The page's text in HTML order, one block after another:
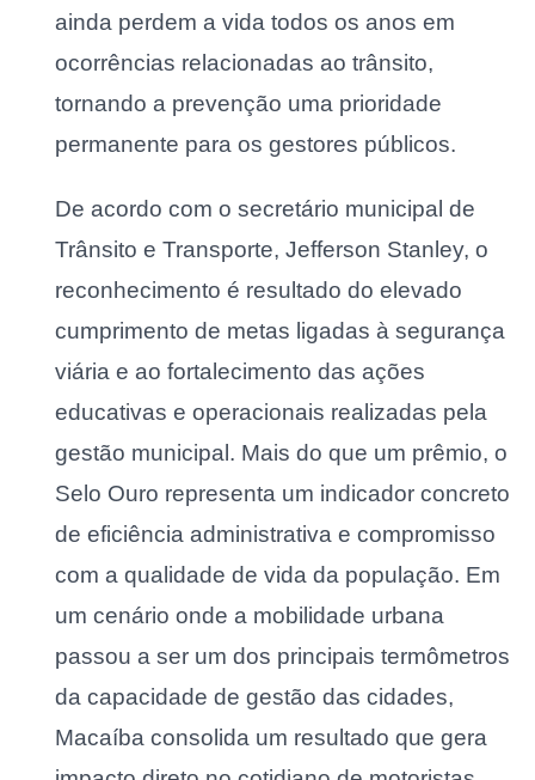
ainda perdem a vida todos os anos em
ocorrências relacionadas ao trânsito,
tornando a prevenção uma prioridade
permanente para os gestores públicos.
De acordo com o secretário municipal de
Trânsito e Transporte, Jefferson Stanley, o
reconhecimento é resultado do elevado
cumprimento de metas ligadas à segurança
viária e ao fortalecimento das ações
educativas e operacionais realizadas pela
gestão municipal. Mais do que um prêmio, o
Selo Ouro representa um indicador concreto
de eficiência administrativa e compromisso
com a qualidade de vida da população. Em
um cenário onde a mobilidade urbana
passou a ser um dos principais termômetros
da capacidade de gestão das cidades,
Macaíba consolida um resultado que gera